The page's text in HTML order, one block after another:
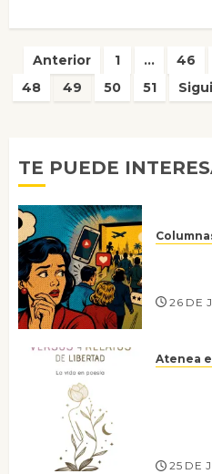
Paginación
de
Anterior 1 … 46
48
49 50 51
TE PUEDE
26 DE
Atenea
25 DE